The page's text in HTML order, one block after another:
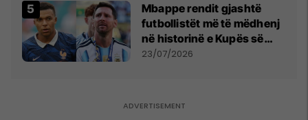
Mbappe rendit gjashtë
futbollistët më të mëdhenj
në historinë e Kupës së
Botës, Messi mbetet i dyti
23/07/2026